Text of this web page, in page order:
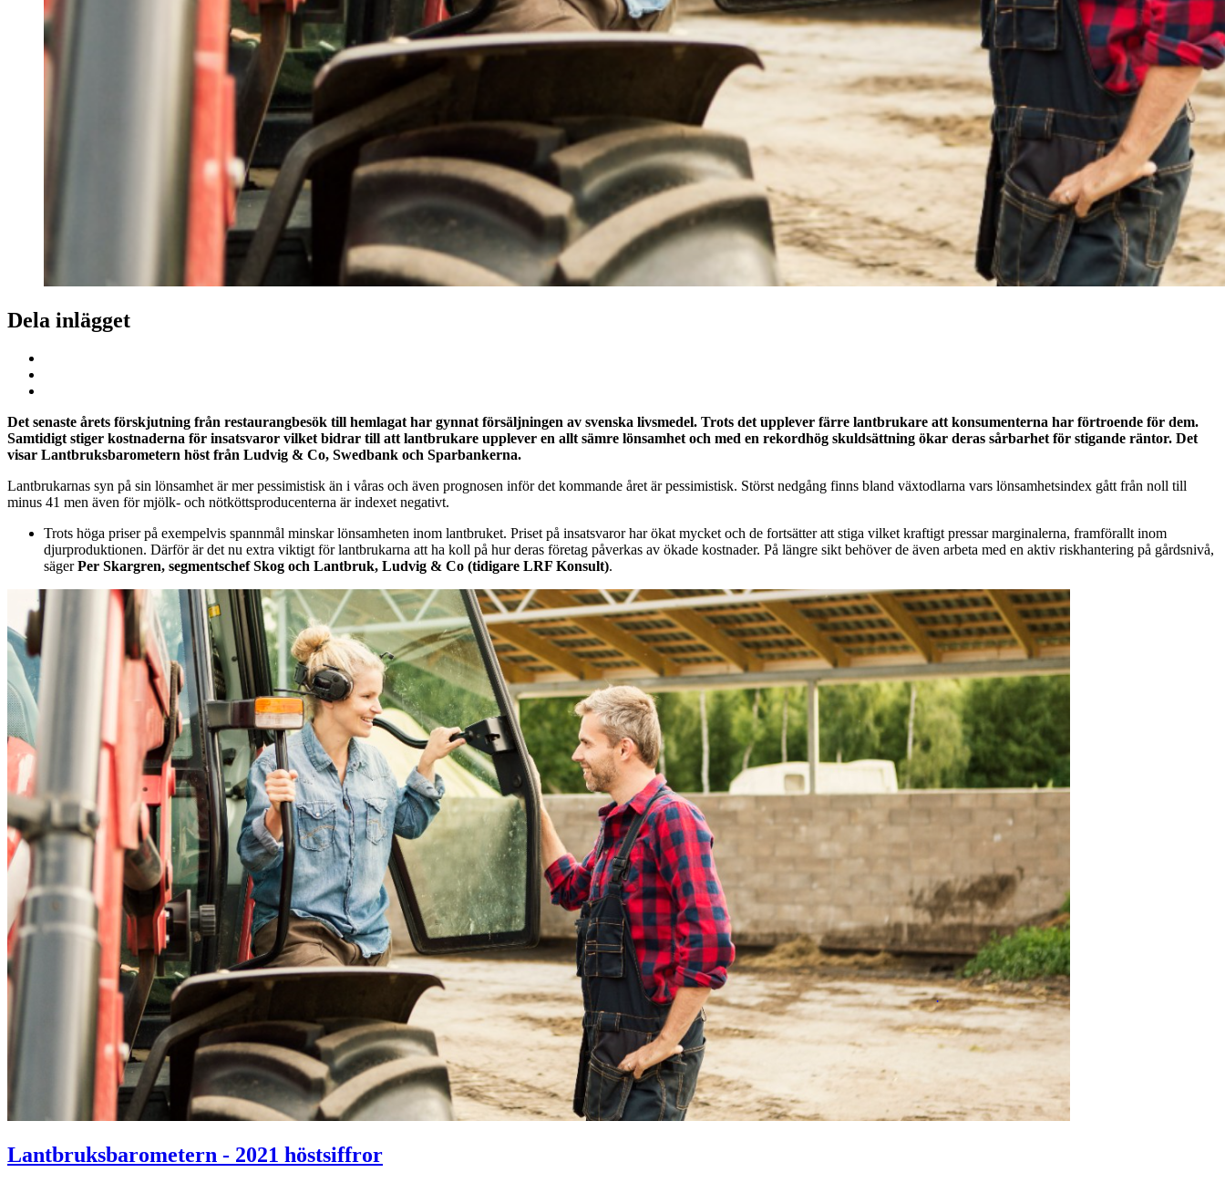
Dela inlägget
Det senaste årets förskjutning från restaurangbesök till hemlagat har gynnat försäljningen av svenska livsmedel. Trots det upplever färre lantbrukare att konsumenterna har förtroende för dem.
Samtidigt stiger kostnaderna för insatsvaror vilket bidrar till att lantbrukare upplever en allt sämre lönsamhet och med en rekordhög skuldsättning ökar deras sårbarhet för stigande räntor. Det
visar Lantbruksbarometern höst från Ludvig & Co, Swedbank och Sparbankerna.
Lantbrukarnas syn på sin lönsamhet är mer pessimistisk än i våras och även prognosen inför det kommande året är pessimistisk. Störst nedgång finns bland växtodlarna vars lönsamhetsindex gått från noll till
minus 41 men även för mjölk- och nötköttsproducenterna är indexet negativt.
Trots höga priser på exempelvis spannmål minskar lönsamheten inom lantbruket. Priset på insatsvaror har ökat mycket och de fortsätter att stiga vilket kraftigt pressar marginalerna, framförallt inom
djurproduktionen. Därför är det nu extra viktigt för lantbrukarna att ha koll på hur deras företag påverkas av ökade kostnader. På längre sikt behöver de även arbeta med en aktiv riskhantering på gårdsnivå,
sägerPer Skargren, segmentschef Skog och Lantbruk, Ludvig & Co (tidigare LRF Konsult).
Lantbruksbarometern - 2021 höstsiffror